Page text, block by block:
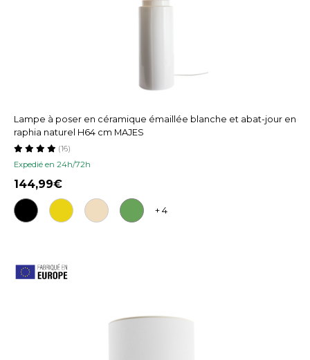
Lampe à poser en céramique émaillée blanche et abat-jour en
raphia naturel H64 cm MAJES
Expedié en 24h/72h
(16)
144,99
+ 4